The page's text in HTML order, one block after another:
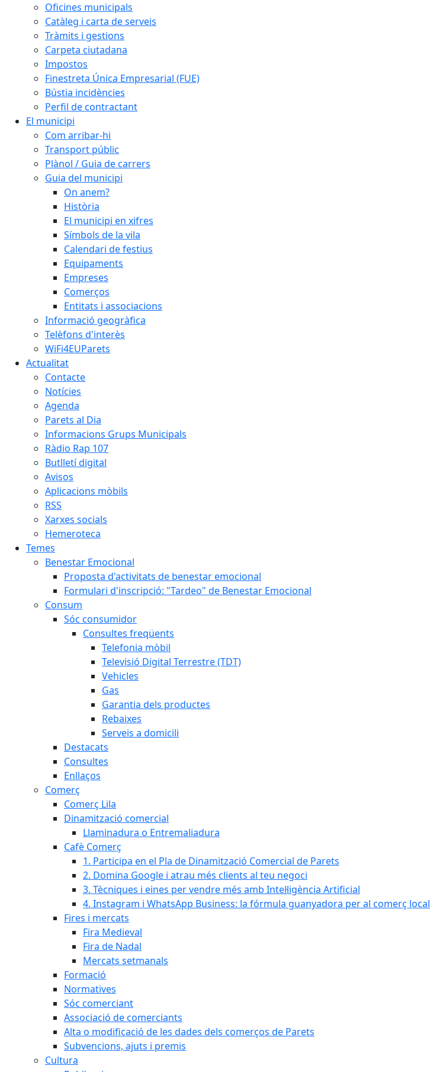
Oficines municipals
Catàleg i carta de serveis
Tràmits i gestions
Carpeta ciutadana
Impostos
Finestreta Única Empresarial (FUE)
Bústia incidències
Perfil de contractant
El municipi
Com arribar-hi
Transport públic
Plànol / Guia de carrers
Guia del municipi
On anem?
Història
El municipi en xifres
Símbols de la vila
Calendari de festius
Equipaments
Empreses
Comerços
Entitats i associacions
Informació geogràfica
Telèfons d'interès
WiFi4EUParets
Actualitat
Contacte
Notícies
Agenda
Parets al Dia
Informacions Grups Municipals
Ràdio Rap 107
Butlletí digital
Avisos
Aplicacions mòbils
RSS
Xarxes socials
Hemeroteca
Temes
Benestar Emocional
Proposta d'activitats de benestar emocional
Formulari d'inscripció: "Tardeo" de Benestar Emocional
Consum
Sóc consumidor
Consultes freqüents
Telefonia mòbil
Televisió Digital Terrestre (TDT)
Vehicles
Gas
Garantia dels productes
Rebaixes
Serveis a domicili
Destacats
Consultes
Enllaços
Comerç
Comerç Lila
Dinamització comercial
Llaminadura o Entremaliadura
Cafè Comerç
1. Participa en el Pla de Dinamització Comercial de Parets
2. Domina Google i atrau més clients al teu negoci
3. Tècniques i eines per vendre més amb Intel·ligència Artificial
4. Instagram i WhatsApp Business: la fórmula guanyadora per al comerç local
Fires i mercats
Fira Medieval
Fira de Nadal
Mercats setmanals
Formació
Normatives
Sóc comerciant
Associació de comerciants
Alta o modificació de les dades dels comerços de Parets
Subvencions, ajuts i premis
Cultura